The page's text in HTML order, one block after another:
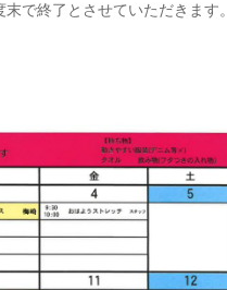
で終了とさせていただきます。